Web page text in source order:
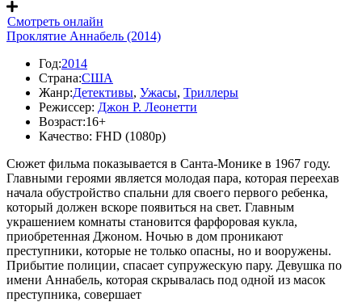
Смотреть онлайн
Проклятие Аннабель (2014)
Год:2014
Страна:США
Жанр:Детективы, Ужасы, Триллеры
Режиссер: Джон Р. Леонетти
Возраст:16+
Качество: FHD (1080p)
Сюжет фильма показывается в Санта-Монике в 1967 году.
Главными героями является молодая пара, которая переехав
начала обустройство спальни для своего первого ребенка,
который должен вскоре появиться на свет. Главным
украшением комнаты становится фарфоровая кукла,
приобретенная Джоном. Ночью в дом проникают
преступники, которые не только опасны, но и вооружены.
Прибытие полиции, спасает супружескую пару. Девушка по
имени Аннабель, которая скрывалась под одной из масок
преступника, совершает